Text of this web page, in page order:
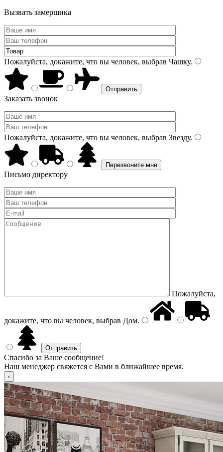
Вызвать замерщика
Пожалуйста, докажите, что вы человек, выбрав Чашку.
Заказать звонок
Пожалуйста, докажите, что вы человек, выбрав Звезду.
Письмо директору
Пожалуйста,
докажите, что вы человек, выбрав Дом.
Спасибо за Ваше сообщение!
Наш менеджер свяжется с Вами в ближайшее время.